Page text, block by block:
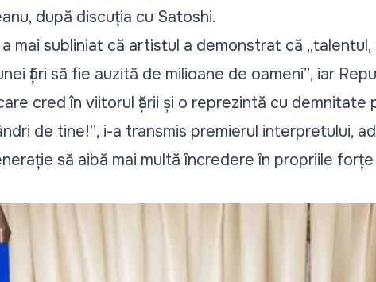
după discuția cu Satoshi.
mai subliniat că artistul a demonstrat că
țări să fie auzită de milioane de oameni”, iar
cred în viitorul țării și o reprezintă cu demnitate
de tine!”, i-a transmis premierul interpretului,
să aibă mai multă încredere în propriile